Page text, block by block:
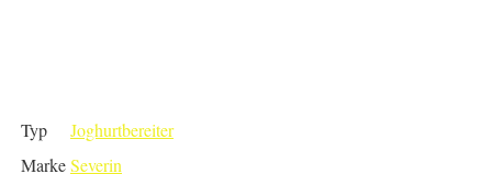
Typ
Joghurtbereiter
MarkeSeverin